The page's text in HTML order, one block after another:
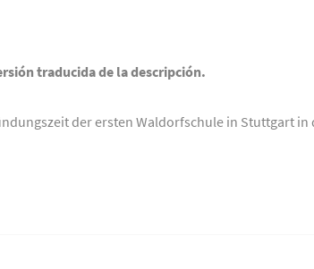
traducida de la descripción.
der ersten Waldorfschule in Stuttgart in